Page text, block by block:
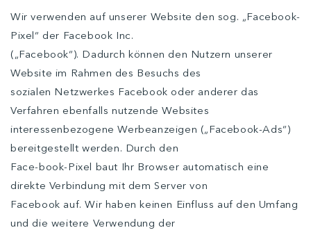
Wir verwenden auf unserer Website den sog. „Facebook-
Pixel“ der Facebook Inc.
(„Facebook“). Dadurch können den Nutzern unserer
Website im Rahmen des Besuchs des
sozialen Netzwerkes Facebook oder anderer das
Verfahren ebenfalls nutzende Websites
interessenbezogene Werbeanzeigen („Facebook-Ads“)
bereitgestellt werden. Durch den
Face-book-Pixel baut Ihr Browser automatisch eine
direkte Verbindung mit dem Server von
Facebook auf. Wir haben keinen Einfluss auf den Umfang
und die weitere Verwendung der